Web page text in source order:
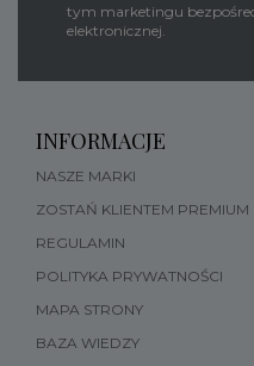
tym marketingu
elektronicznej.
INFORMACJE
NASZE MARKI
ZOSTAŃ KLIENTEM PREMIUM
REGULAMIN
POLITYKA PRYWATNOŚCI
MAPA STRONY
BAZA WIEDZY